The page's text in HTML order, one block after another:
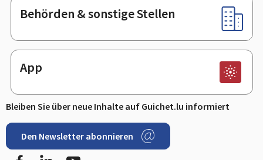
Behörden & sonstige Stellen
App
Bleiben Sie über neue Inhalte auf Guichet.lu informiert
Den Newsletter abonnieren
FacebookLinkedIn